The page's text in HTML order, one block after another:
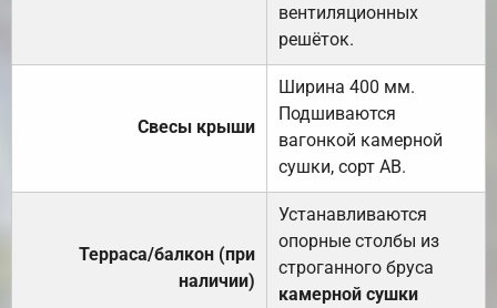
вентиляционных
решёток.
Свесы крыши
Ширина 400 мм.
Подшиваются
вагонкой камерной
сушки, сорт АВ.
Терраса/балкон (при
наличии)
Устанавливаются
опорные столбы из
строганного бруса
камерной сушки